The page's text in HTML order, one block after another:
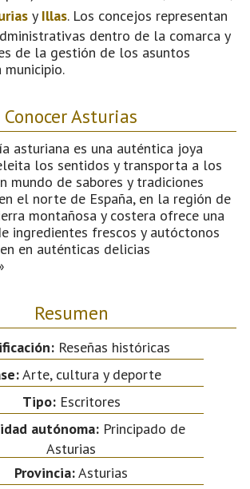
y Illas. Los concejos representan
dentro de la comarca y
de la gestión de los asuntos
Conocer Asturias
asturiana es una auténtica joya
los sentidos y transporta a los
mundo de sabores y tradiciones
el norte de España, en la región de
montañosa y costera ofrece una
ingredientes frescos y autóctonos
en auténticas delicias
Resumen
Reseñas históricas
Arte, cultura y deporte
Tipo:Escritores
autónoma:Principado de
Asturias
Provincia:Asturias